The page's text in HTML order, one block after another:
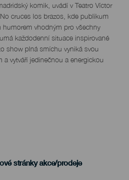
komik, uvádí v Teatro Víctor
cruces los brazos, kde publikum
humorem vhodným pro všechny
každodenní situace inspirované
show plná smíchu vyniká svou
vytváří jedinečnou a energickou
stránky akce/prodeje